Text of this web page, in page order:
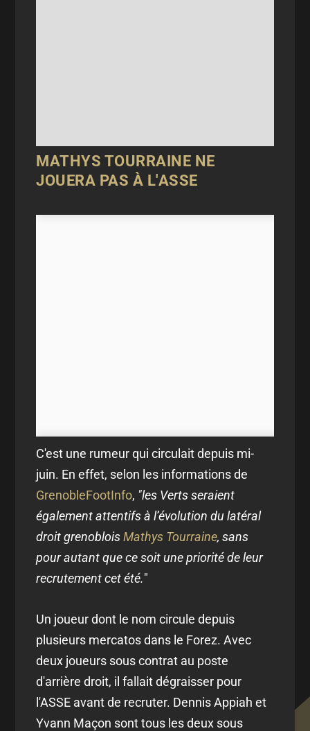
MATHYS TOURRAINE NE
JOUERA PAS À L'ASSE
C'est une rumeur qui circulait depuis mi-
juin. En effet, selon les informations de
GrenobleFootInfo, "les Verts seraient
également attentifs à l’évolution du latéral
droit grenobloisMathys Tourraine, sans
pour autant que ce soit une priorité de leur
recrutement cet été."
Un joueur dont le nom circule depuis
plusieurs mercatos dans le Forez. Avec
deux joueurs sous contrat au poste
d'arrière droit, il fallait dégraisser pour
l'ASSE avant de recruter. Dennis Appiah et
Yvann Maçon sont tous les deux sous